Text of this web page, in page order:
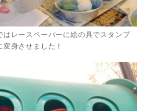
はレースペーパーに絵の具でスタンプ
身させました！